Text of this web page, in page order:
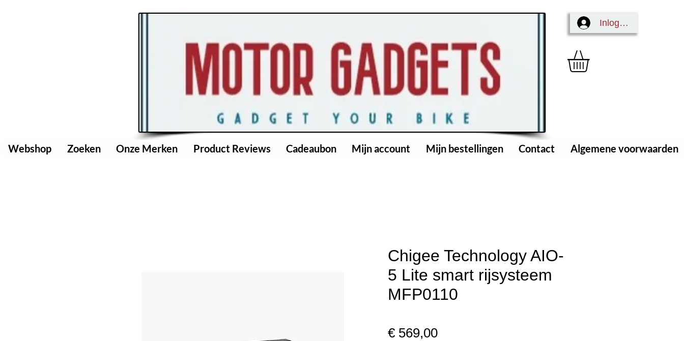
Inloggen
Webshop Zoeken Onze Merken Product Reviews Cadeaubon Mijn account Mijn bestellingen Contact Algemene voorwaarden
Chigee Technology AIO-
5 Lite smart rijsysteem
MFP0110
€ 569,00Prijs